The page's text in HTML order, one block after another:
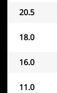
20.5
18.0
16.0
11.0